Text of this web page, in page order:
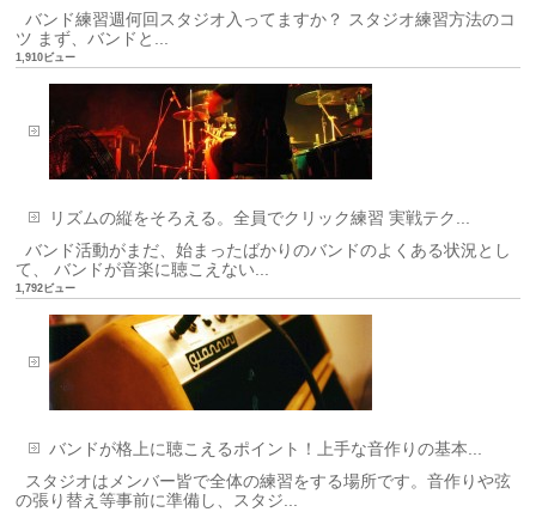
バンド練習週何回スタジオ入ってますか？ スタジオ練習方法のコ
ツ まず、バンドと...
1,910ビュー
リズムの縦をそろえる。全員でクリック練習 実戦テク...
バンド活動がまだ、始まったばかりのバンドのよくある状況とし
て、 バンドが音楽に聴こえない...
1,792ビュー
バンドが格上に聴こえるポイント！上手な音作りの基本...
スタジオはメンバー皆で全体の練習をする場所です。音作りや弦
の張り替え等事前に準備し、スタジ...